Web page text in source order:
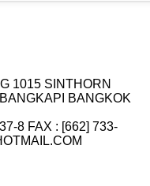
1015 SINTHORN
BANGKOK
8 FAX : [662] 733-